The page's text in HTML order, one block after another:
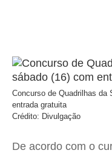
Concurso de Quadrilhas da
entrada gratuita
Crédito: Divulgação
De acordo com o